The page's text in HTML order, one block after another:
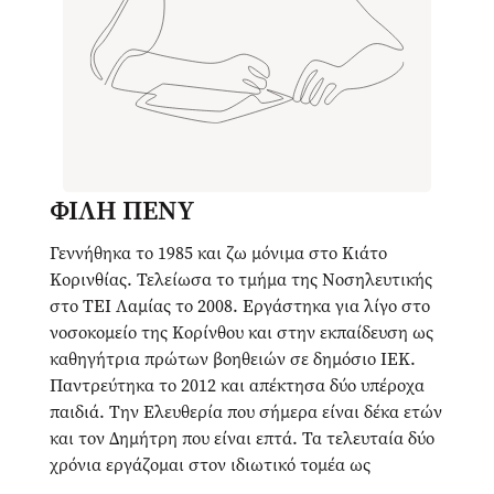
ΦΙΛΗ ΠΕΝΥ
Γεννήθηκα το 1985 και ζω μόνιμα στο Κιάτο
Κορινθίας. Τελείωσα το τμήμα της Νοσηλευτικής
στο ΤΕΙ Λαμίας το 2008. Εργάστηκα για λίγο στο
νοσοκομείο της Κορίνθου και στην εκπαίδευση ως
καθηγήτρια πρώτων βοηθειών σε δημόσιο ΙΕΚ.
Παντρεύτηκα το 2012 και απέκτησα δύο υπέροχα
παιδιά. Την Ελευθερία που σήμερα είναι δέκα ετών
και τον Δημήτρη που είναι επτά. Τα τελευταία δύο
χρόνια εργάζομαι στον ιδιωτικό τομέα ως